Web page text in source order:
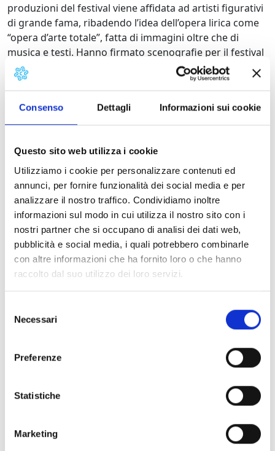
Consenso Dettagli Informazioni sui cookie
Questo sito web utilizza i cookie
Utilizziamo i cookie per personalizzare contenuti ed
annunci, per fornire funzionalità dei social media e per
analizzare il nostro traffico. Condividiamo inoltre
informazioni sul modo in cui utilizza il nostro sito con i
nostri partner che si occupano di analisi dei dati web,
pubblicità e social media, i quali potrebbero combinarle
con altre informazioni che ha fornito loro o che hanno
raccolto dal suo utilizzo dei loro servizi.
delNecessari
Preferenze
Statistiche
Marketing
produzioni del festival viene affidata ad artisti figurativi
di grande fama, ribadendo l’idea dell’opera lirica come
“opera d’arte totale”, fatta di immagini oltre che di
musica e testi. Hanno firmato scenografie per il festival
Ken Yasuda, Igor Mitoraj e Jean Michel Folon.
Collaborano alla realizzazione delle scene gli artigiani
nutrito gruppo di scultori presenti a Pietrasanta.
Il 15 giugno del 2008 è stato inaugurato il nuovo grande
a Giacomo Puccini.
Programma
LA FANCIULLA DEL WEST
Venerdì 16 luglio; Venerdì 23 luglio;
Sabato 7 agosto;
MADAMA BUTTERFLY
Sabato 17 luglio; Domenica 25 luglio; Domenica 1
agosto;
TURANDOT
Giovedì 12 agosto;Venerdì 20 agosto
Sabato 24 luglio; Venerdì 30 luglio;